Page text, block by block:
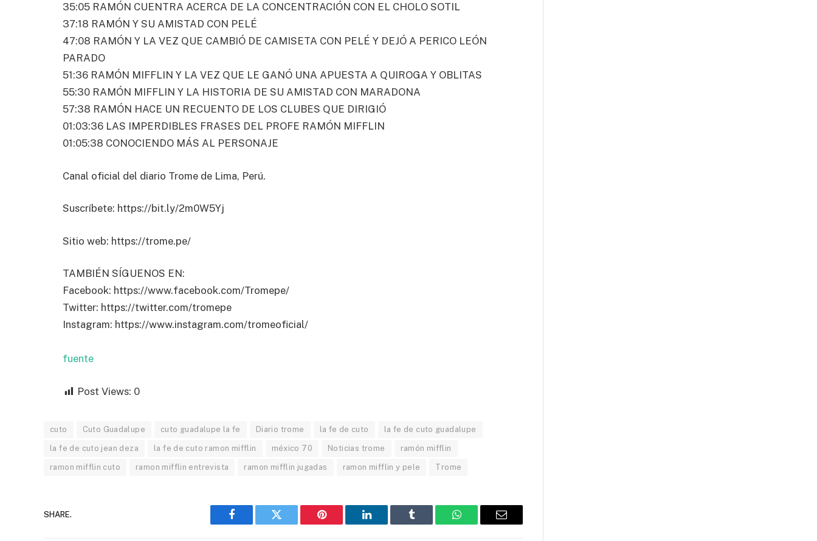
35:05 RAMÓN CUENTRA ACERCA DE LA CONCENTRACIÓN CON EL CHOLO SOTIL
37:18 RAMÓN Y SU AMISTAD CON PELÉ
47:08 RAMÓN Y LA VEZ QUE CAMBIÓ DE CAMISETA CON PELÉ Y DEJÓ A PERICO LEÓN
PARADO
51:36 RAMÓN MIFFLIN Y LA VEZ QUE LE GANÓ UNA APUESTA A QUIROGA Y OBLITAS
55:30 RAMÓN MIFFLIN Y LA HISTORIA DE SU AMISTAD CON MARADONA
57:38 RAMÓN HACE UN RECUENTO DE LOS CLUBES QUE DIRIGIÓ
01:03:36 LAS IMPERDIBLES FRASES DEL PROFE RAMÓN MIFFLIN
01:05:38 CONOCIENDO MÁS AL PERSONAJE
Canal oficial del diario Trome de Lima, Perú.
Suscríbete: https://bit.ly/2m0W5Yj
Sitio web: https://trome.pe/
TAMBIÉN SÍGUENOS EN:
Facebook: https://www.facebook.com/Tromepe/
Twitter: https://twitter.com/tromepe
Instagram: https://www.instagram.com/tromeoficial/
fuente
Post Views: 0
cuto Cuto Guadalupe cuto guadalupe la fe Diario trome la fe de cuto la fe de cuto guadalupe
la fe de cuto jean deza la fe de cuto ramon mifflin méxico 70 Noticias trome ramón mifflin
ramon mifflin cuto ramon mifflin entrevista ramon mifflin jugadas ramon mifflin y pele Trome
SHARE.
Facebook Twitter Pinterest LinkedIn Tumblr WhatsAppEmail